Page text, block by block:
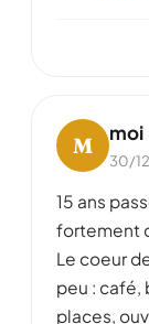
M moi
30/
15 ans
fortement
Le coeur
peu : café,
places,